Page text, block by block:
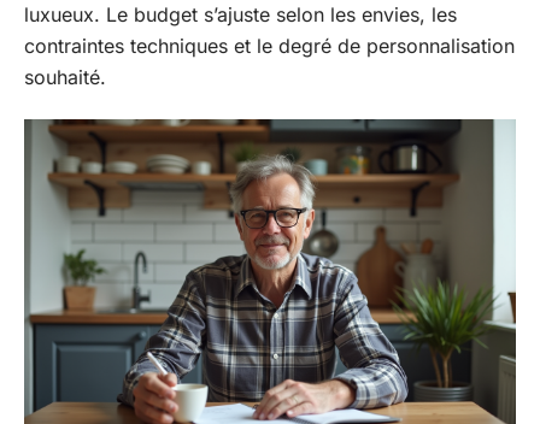
luxueux. Le budget s’ajuste selon les envies, les
contraintes techniques et le degré de personnalisation
souhaité.